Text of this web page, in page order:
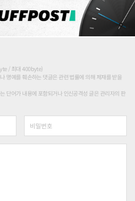
/ 최대 400byte)
명예를 훼손하는 댓글은 관련 법률에 의해 제재를 받을
단어가 내용에 포함되거나 인신공격성 글은 관리자의 판